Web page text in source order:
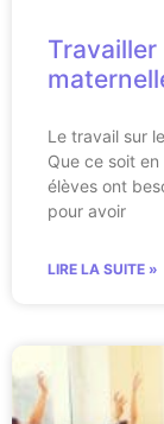
Travailler
Le travail sur
Que ce soit
élèves ont
pour avoir
LIRE LA SUITE »